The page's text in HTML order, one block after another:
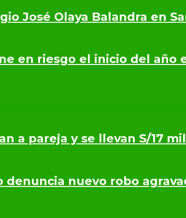
José Olaya Balandra en
en riesgo el inicio del año
a pareja y se llevan S/17
nuevo robo